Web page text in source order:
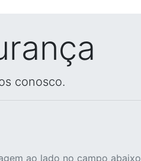
conosco.
ao lado no campo abaixo